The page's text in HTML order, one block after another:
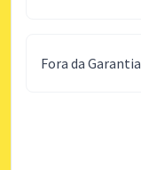
Fora da Garantia